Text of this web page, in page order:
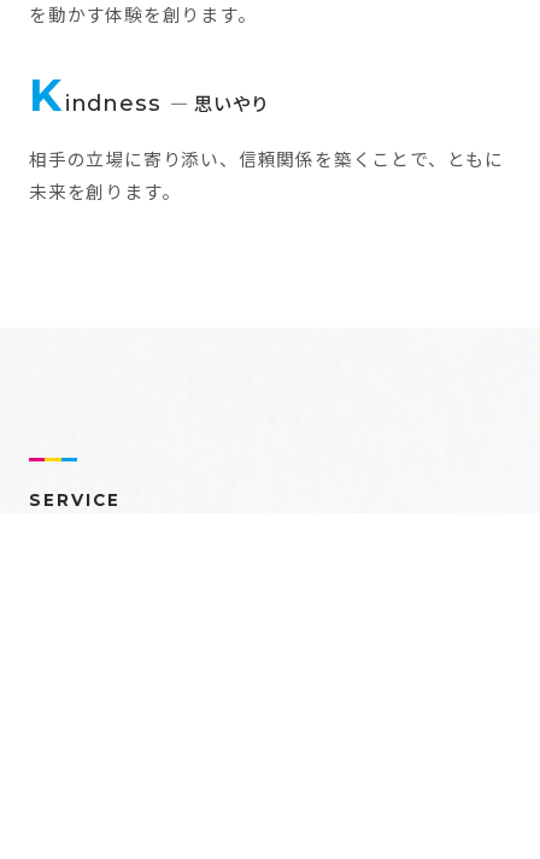
を動かす体験を創ります。
Kindness — 思いやり
相手の立場に寄り添い、信頼関係を築くことで、ともに
未来を創ります。
SERVICE